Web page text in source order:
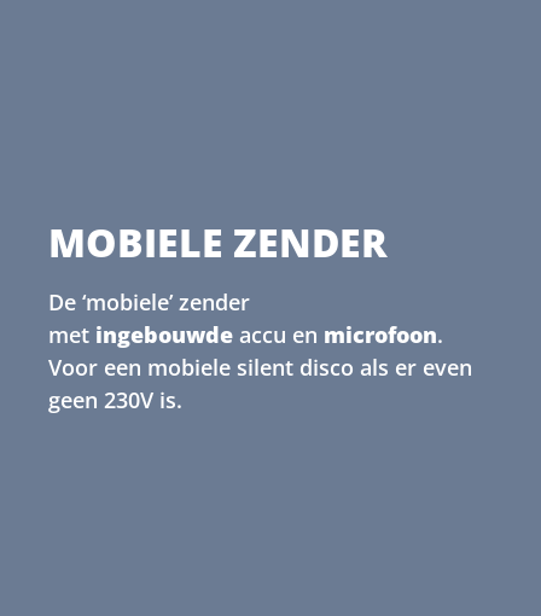
MOBIELE ZENDER
De ‘mobiele’ zender
met ingebouwde accu en microfoon.
Voor een mobiele silent disco als er even
geen 230V is.